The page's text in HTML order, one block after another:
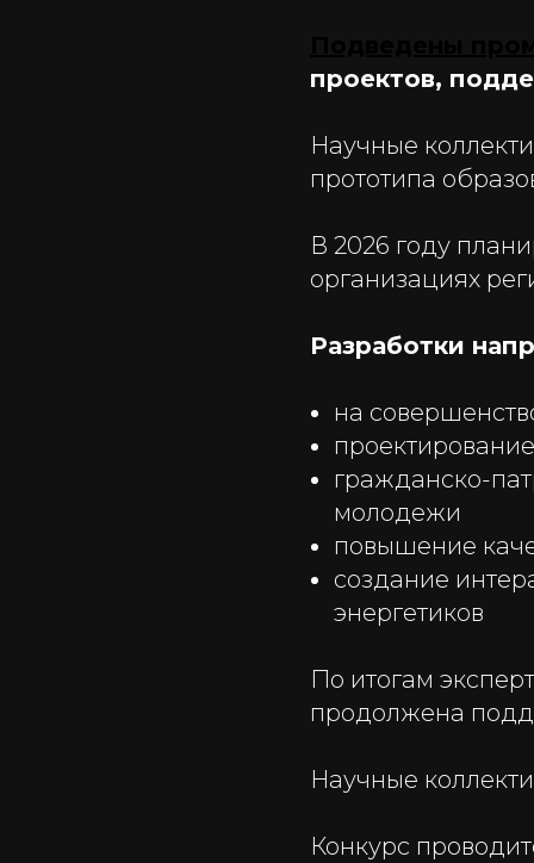
проектов,
Научные
прототипа
В 2026 году
организациях
Разработки
на
гражданско-
молодежи
повышение
создание
энергетиков
По итогам
продолжена
Научные
Конкурс